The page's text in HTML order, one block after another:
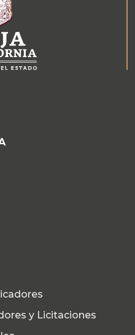
y Licitaciones